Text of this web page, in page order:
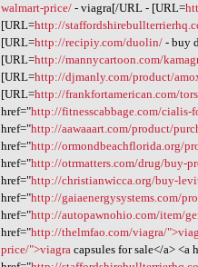
walmart-price/ - viagra[/URL - [URL=
[URL=http://
[URL=http://recipiy.com/duolin/ - buy
[URL=http://mannycartoon.com/
[URL=http://djmanly.com/product/
[URL=http://frankfortamerican.com/
href="http://fitnesscabbage.com/cialis-
href="http://aawaaart.com/product/
href="http://ormondbeachflorida.org/
href="http://otrmatters.com/drug/buy-
href="http://christianwicca.org/buy-
href="http://gaiaenergysystems.com/
href="http://autopawnohio.com/item/
href="http://thelmfao.com/viagra/
price/">viagra capsules for sale</a> <a